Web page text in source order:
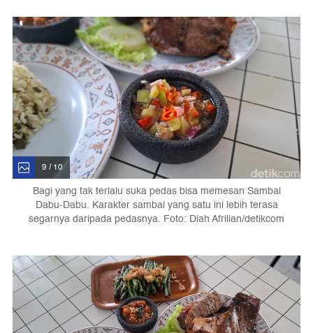
9 / 10
Bagi yang tak terlalu suka pedas bisa memesan Sambal
Dabu-Dabu. Karakter sambal yang satu ini lebih terasa
segarnya daripada pedasnya. Foto: Diah Afrilian/detikcom